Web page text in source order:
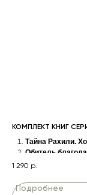
КОМПЛЕКТ КНИГ
Тайна Рахили.
Обитель
Река милости.
1 290 р.
Подробнее